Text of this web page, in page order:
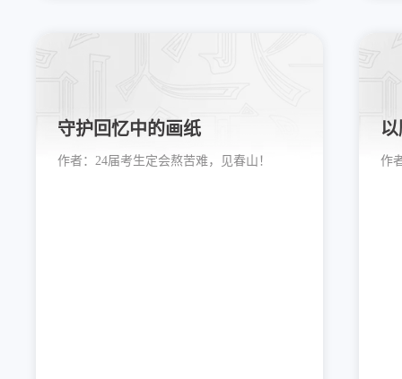
守护回忆中的画纸
作者： 24届考生定会熬苦难，见春山！ 作